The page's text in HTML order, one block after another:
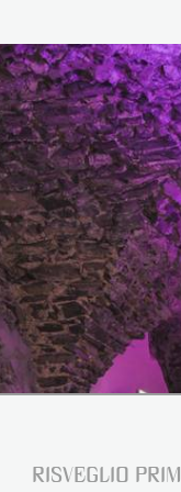
RISVEGLIO
Cari
a seguito
estesi e purtroppo
Riapertura
Tutte le informazioni
ricostruzione sui
WhatsApp channel ,
Il nostro team